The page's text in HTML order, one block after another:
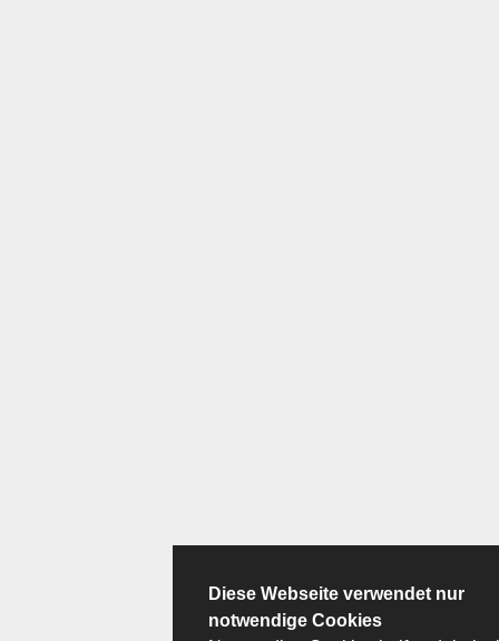
Diese Webseite verwendet nur
notwendige Cookies